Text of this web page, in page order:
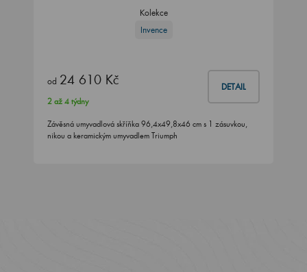
Kolekce
Invence
od 24 610 Kč DETAIL
2 až 4 týdny
Závěsná umyvadlová skříňka 96,4x49,8x46 cm s 1 zásuvkou,
nikou a keramickým umyvadlem Triumph